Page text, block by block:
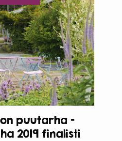
puutarha –
2019 finalisti